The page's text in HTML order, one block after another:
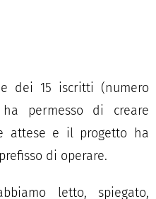
dei 15 iscritti (numero
permesso di creare
attese e il progetto ha
di operare.
letto, spiegato,